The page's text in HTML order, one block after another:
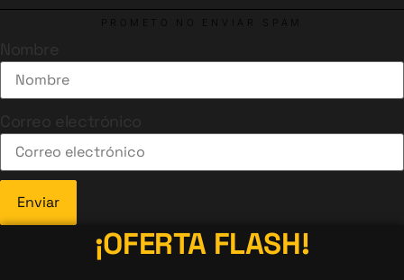
PROMETO NO ENVIAR SPAM
Nombre
Correo electrónico
Enviar
¡OFERTA FLASH!